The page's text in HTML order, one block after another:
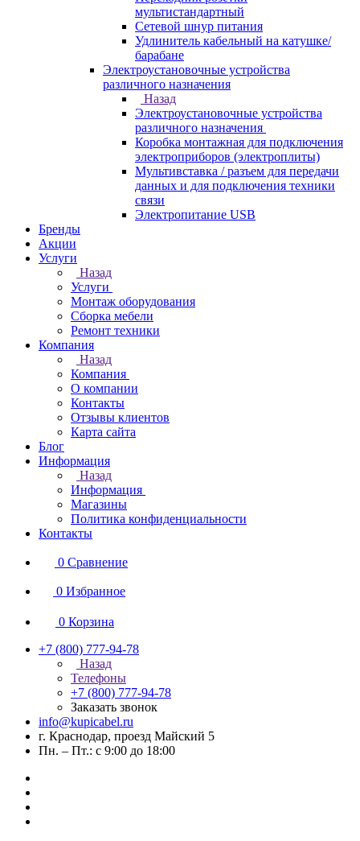
мультистандартный
Сетевой шнур питания
Удлинитель кабельный на катушке/
барабане
Электроустановочные устройства
различного назначения
Назад
Электроустановочные устройства
различного назначения
Коробка монтажная для подключения
электроприборов (электроплиты)
Мультивставка / разъем для передачи
данных и для подключения техники
связи
Электропитание USB
Бренды
Акции
Услуги
Назад
Услуги
Монтаж оборудования
Сборка мебели
Ремонт техники
Компания
Назад
Компания
О компании
Контакты
Отзывы клиентов
Карта сайта
Блог
Информация
Назад
Информация
Магазины
Политика конфиденциальности
Контакты
0 Сравнение
0 Избранное
0 Корзина
+7 (800) 777-94-78
Назад
Телефоны
+7 (800) 777-94-78
Заказать звонок
info@kupicabel.ru
г. Краснодар, проезд Майский 5
Пн. – Пт.: с 9:00 до 18:00